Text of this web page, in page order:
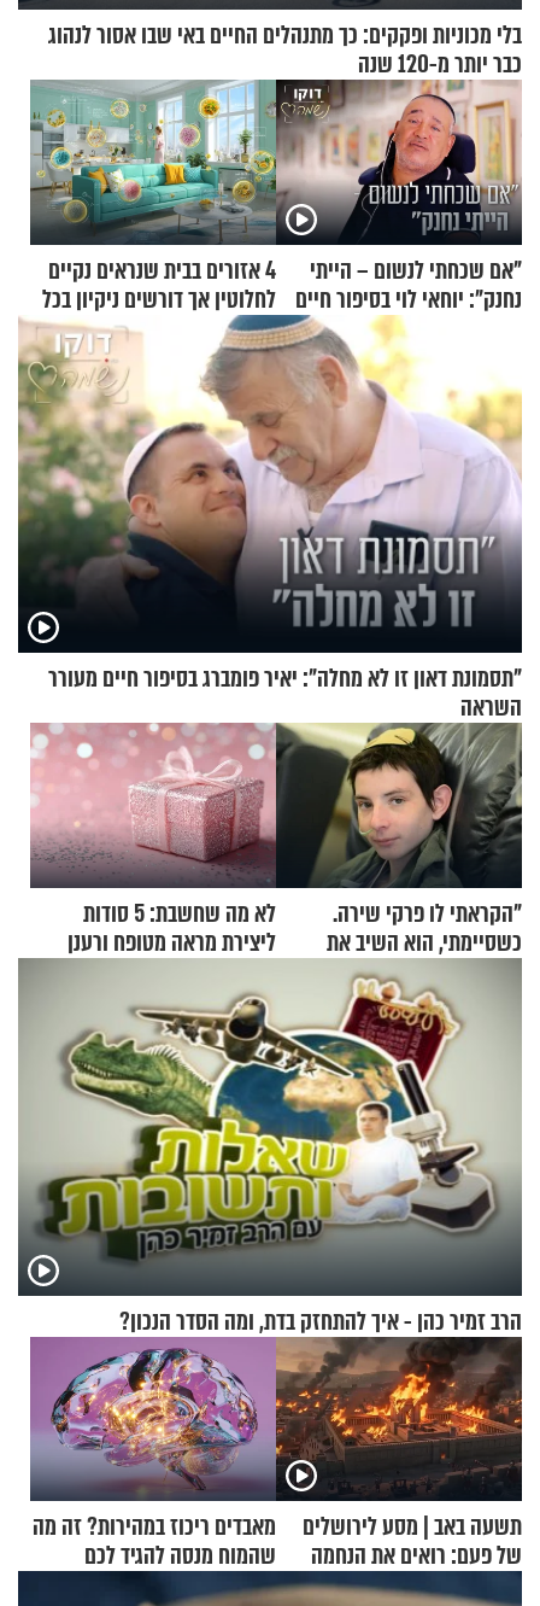
בלי מכוניות ופקקים: כך מתנהלים החיים באי שבו אסור לנהוג
כבר יותר מ-120 שנה
"אם שכחתי לנשום – הייתי
נחנק": יוחאי לוי בסיפור חיים
מעורר השראה
4 אזורים בבית שנראים נקיים
לחלוטין אך דורשים ניקיון בכל
סוף שבוע
"תסמונת דאון זו לא מחלה": יאיר פומברג בסיפור חיים מעורר
השראה
"הקראתי לו פרקי שירה.
כשסיימתי, הוא השיב את
לא מה שחשבת: 5 סודות
ליצירת מראה מטופח ורענן
הרב זמיר כהן - איך להתחזק בדת, ומה הסדר הנכון?
תשעה באב | מסע לירושלים
של פעם: רואים את הנחמה
מאבדים ריכוז במהירות? זה מה
שהמוח מנסה להגיד לכם